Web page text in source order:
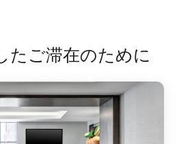
たご滞在のために